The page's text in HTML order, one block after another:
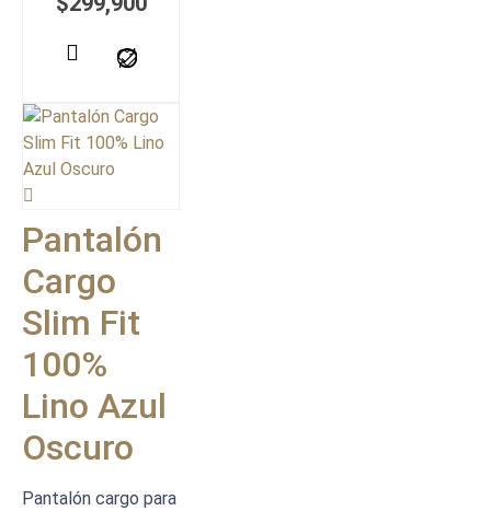
Pantalón
Cargo
Slim Fit
100%
Lino Azul
Oscuro
Pantalón cargo para